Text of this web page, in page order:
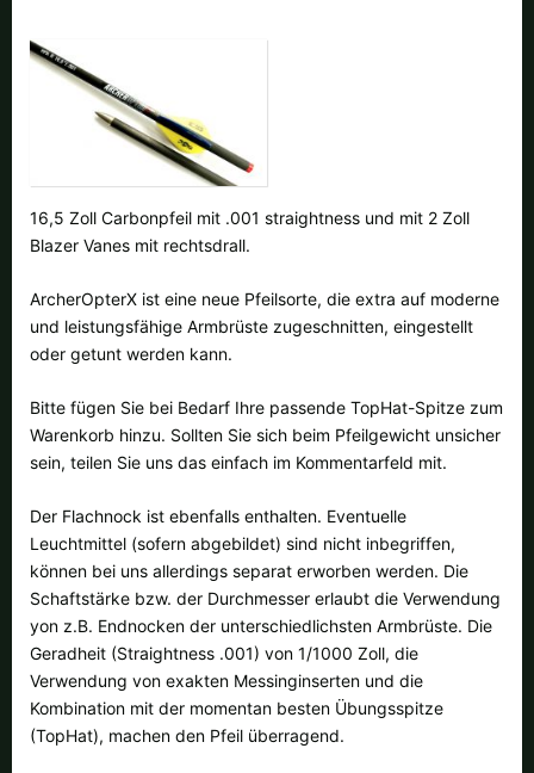
16,5 Zoll Carbonpfeil mit .001 straightness und mit 2 Zoll
Blazer Vanes mit rechtsdrall.
ArcherOpterX ist eine neue Pfeilsorte, die extra auf moderne
und leistungsfähige Armbrüste zugeschnitten, eingestellt
oder getunt werden kann.
Bitte fügen Sie bei Bedarf Ihre passende TopHat-Spitze zum
Warenkorb hinzu. Sollten Sie sich beim Pfeilgewicht unsicher
sein, teilen Sie uns das einfach im Kommentarfeld mit.
Der Flachnock ist ebenfalls enthalten. Eventuelle
Leuchtmittel (sofern abgebildet) sind nicht inbegriffen,
können bei uns allerdings separat erworben werden. Die
Schaftstärke bzw. der Durchmesser erlaubt die Verwendung
yon z.B. Endnocken der unterschiedlichsten Armbrüste. Die
Geradheit (Straightness .001) von 1/1000 Zoll, die
Verwendung von exakten Messinginserten und die
Kombination mit der momentan besten Übungsspitze
(TopHat), machen den Pfeil überragend.
Schweiz |Fr.
Slowenien |€
Tschechien | Kč Ungarn | Ft
Alle verfügbaren Versandregionen:
Ok
Sollte Ihr Land nicht verfübar sein, keine Sorge - wählen Sie einfach
Bestellung.